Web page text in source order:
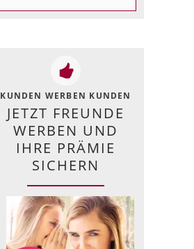
KUNDEN WERBEN KUNDEN
JETZT FREUNDE
WERBEN UND
IHRE PRÄMIE
SICHERN